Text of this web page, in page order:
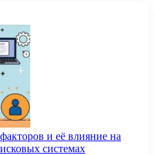
и её влияние на
системах